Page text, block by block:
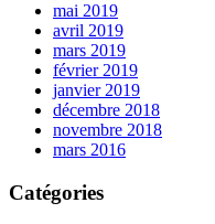
mai 2019
avril 2019
mars 2019
février 2019
janvier 2019
décembre 2018
novembre 2018
mars 2016
Catégories